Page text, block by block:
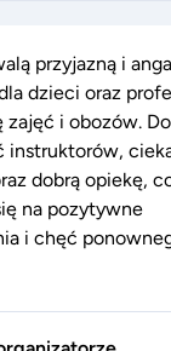
przyjazną i
dzieci oraz
zajęć i obozów.
instruktorów,
dobrą opiekę,
na pozytywne
i chęć